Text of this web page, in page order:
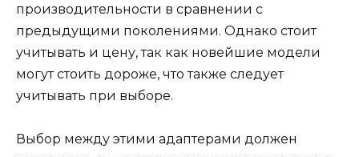
производительности в сравнении с
предыдущими поколениями. Однако стоит
учитывать и цену, так как новейшие модели
могут стоить дороже, что также следует
учитывать при выборе.
Выбор между этими адаптерами должен